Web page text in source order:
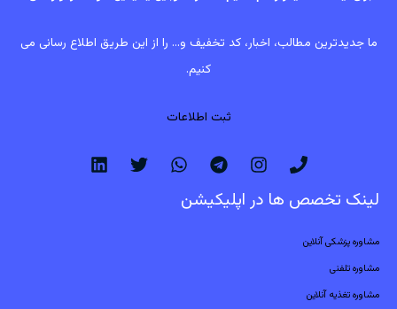
ما جدیدترین مطالب، اخبار، کد تخفیف و... را از این طریق اطلاع رسانی می
کنیم.
ثبت اطلاعات
لینک تخصص ها در اپلیکیشن
مشاوره پزشکی آنلاین
مشاوره تلفنی
مشاوره تغذیه آنلاین